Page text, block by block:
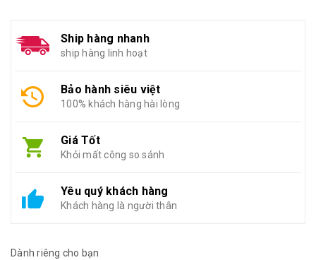
Ship hàng nhanh
ship hàng linh hoạt
Bảo hành siêu việt
100% khách hàng hài lòng
Giá Tốt
Khỏi mất công so sánh
Yêu quý khách hàng
Khách hàng là người thân
Dành riêng cho bạn